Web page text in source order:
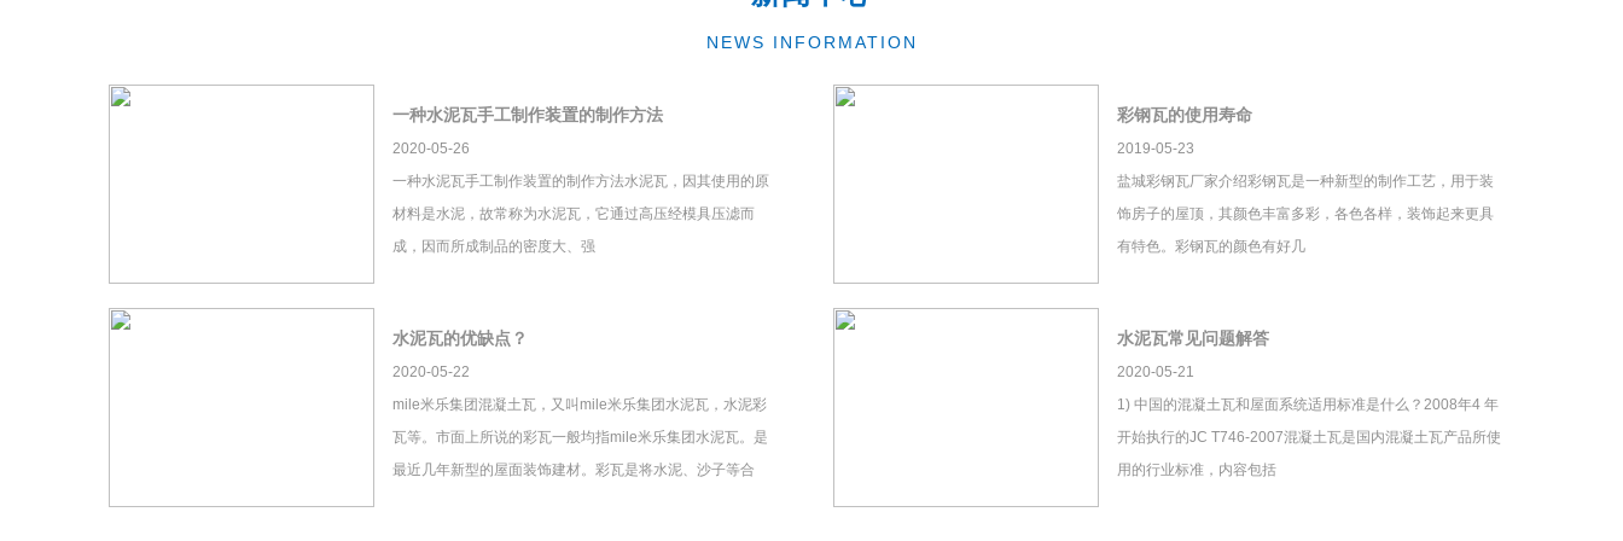
NEWS INFORMATION
一种水泥瓦手工制作装置的制作方法
2020-05-26
一种水泥瓦手工制作装置的制作方法水泥瓦，因其使用的原
材料是水泥，故常称为水泥瓦，它通过高压经模具压滤而
成，因而所成制品的密度大、强
彩钢瓦的使用寿命
2019-05-23
盐城彩钢瓦厂家介绍彩钢瓦是一种新型的制作工艺，用于装
饰房子的屋顶，其颜色丰富多彩，各色各样，装饰起来更具
有特色。彩钢瓦的颜色有好几
水泥瓦的优缺点？
2020-05-22
mile米乐集团混凝土瓦，又叫mile米乐集团水泥瓦，水泥彩
瓦等。市面上所说的彩瓦一般均指mile米乐集团水泥瓦。是
最近几年新型的屋面装饰建材。彩瓦是将水泥、沙子等合
水泥瓦常见问题解答
2020-05-21
1) 中国的混凝土瓦和屋面系统适用标准是什么？2008年4 年
开始执行的JC T746-2007混凝土瓦是国内混凝土瓦产品所使
用的行业标准，内容包括